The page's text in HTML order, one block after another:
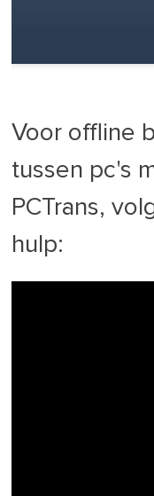
Voor offline
tussen pc's
PCTrans,
hulp: